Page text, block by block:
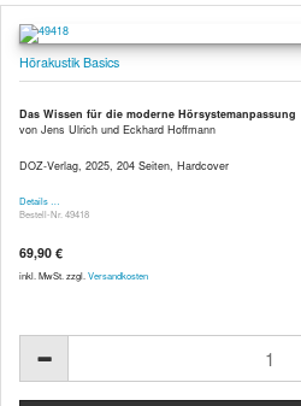
Hörakustik Basics
Das Wissen für die moderne Hörsystemanpassung
von Jens Ulrich und Eckhard Hoffmann
DOZ-Verlag, 2025, 204 Seiten, Hardcover
Details …
Bestell-Nr. 49418
69,90 €
inkl. MwSt. zzgl. Versandkosten